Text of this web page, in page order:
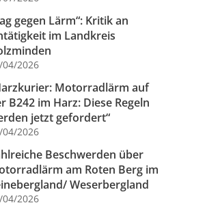
gegen Lärm“: Kritik an
im Landkreis
04/2026
Motorradlärm auf
B242 im Harz: Diese Regeln
jetzt gefordert“
04/2026
Beschwerden über
am Roten Berg im
Weserbergland
04/2026